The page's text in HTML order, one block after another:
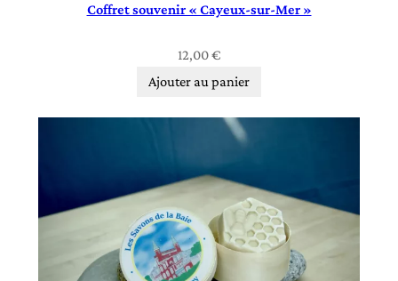
Coffret souvenir « Cayeux‑sur‑Mer »
12,00€
Ajouter au panier